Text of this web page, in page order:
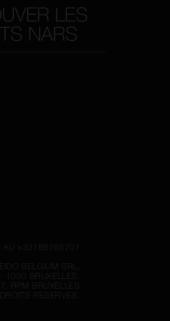
LES
NARS
AU +33186765701
BELGIUM SRL,
1050 BRUXELLES,
RPM BRUXELLES
RESERVES.